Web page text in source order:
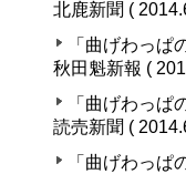
北鹿新聞 (
「曲げわっぱ
秋田魁新報 (
「曲げわっぱ
読売新聞 (
「曲げわっぱ